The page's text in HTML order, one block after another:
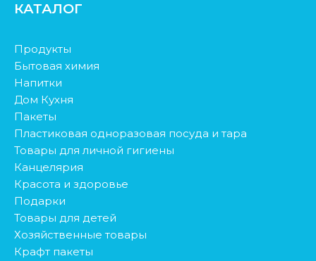
КАТАЛОГ
Продукты
Бытовая химия
Напитки
Дом Кухня
Пакеты
Пластиковая одноразовая посуда и тара
Товары для личной гигиены
Канцелярия
Красота и здоровье
Подарки
Товары для детей
Хозяйственные товары
Крафт пакеты